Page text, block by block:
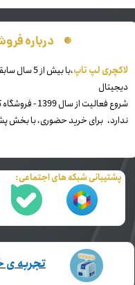
پشتیبانی شبکه های اجتماعی:
درباره
​لاکچری لپ تاپ
،با بیش از
دیجیتال
شروع فعالیت
ندارد، برای خرید حضوری، با بخش
تجربه ی